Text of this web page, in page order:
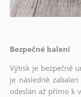
Bezpečné balení
Výtisk je bezpečně
je následně
odeslán až přímo k